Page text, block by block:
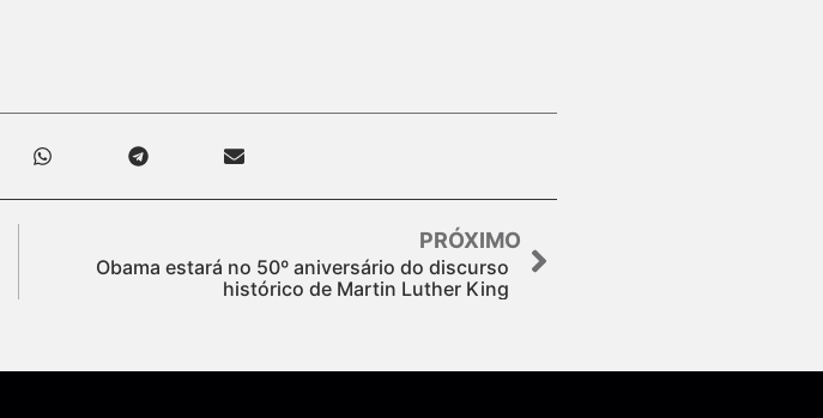
PRÓXIMO
Obama estará no 50º aniversário do discurso
histórico de Martin Luther King